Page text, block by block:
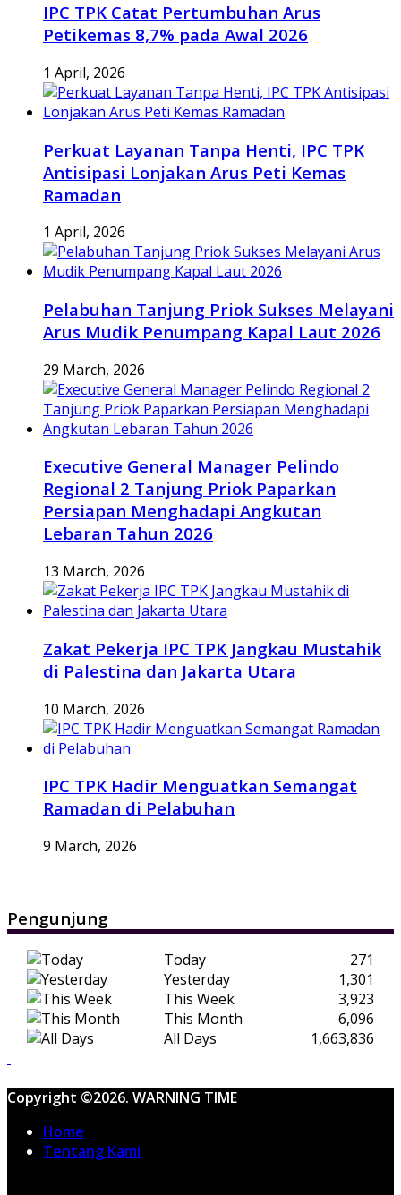
IPC TPK Catat Pertumbuhan Arus
Petikemas 8,7% pada Awal 2026
1 April, 2026
Perkuat Layanan Tanpa Henti, IPC TPK
Antisipasi Lonjakan Arus Peti Kemas
Ramadan
1 April, 2026
Pelabuhan Tanjung Priok Sukses Melayani
Arus Mudik Penumpang Kapal Laut 2026
29 March, 2026
Executive General Manager Pelindo
Regional 2 Tanjung Priok Paparkan
Persiapan Menghadapi Angkutan
Lebaran Tahun 2026
13 March, 2026
Zakat Pekerja IPC TPK Jangkau Mustahik
di Palestina dan Jakarta Utara
10 March, 2026
IPC TPK Hadir Menguatkan Semangat
Ramadan di Pelabuhan
9 March, 2026
Pengunjung
Today
271
Yesterday
1,301
This Week
3,923
This Month
6,096
All Days
1,663,836
Copyright ©2026. WARNING TIME
Home
Tentang Kami